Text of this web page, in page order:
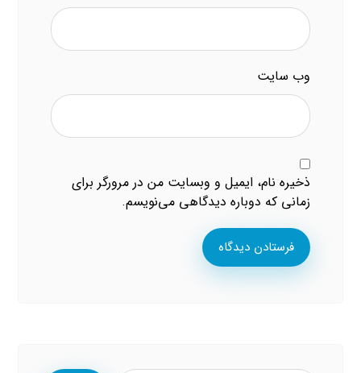
وب‌ سایت
ذخیره نام، ایمیل و وبسایت من در مرورگر برای
زمانی که دوباره دیدگاهی می‌نویسم.
فرستادن دیدگاه